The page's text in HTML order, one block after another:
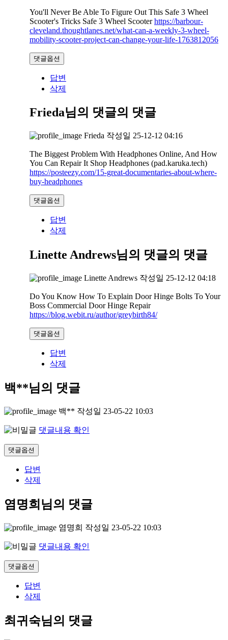
You'll Never Be Able To Figure Out This Safe 3 Wheel
Scooter's Tricks Safe 3 Wheel Scooterhttps://barbour-
cleveland.thoughtlanes.net/what-can-a-weekly-3-wheel-
mobility-scooter-project-can-change-your-life-1763812056
댓글옵션
답변
삭제
Frieda님의 댓글의 댓글
Frieda 작성일 25-12-12 04:16
The Biggest Problem With Headphones Online, And How
You Can Repair It Shop Headphones (pad.karuka.tech)
https://posteezy.com/15-great-documentaries-about-where-
buy-headphones
댓글옵션
답변
삭제
Linette Andrews님의 댓글의 댓글
Linette Andrews 작성일 25-12-12 04:18
Do You Know How To Explain Door Hinge Bolts To Your
Boss Commercial Door Hinge Repair
https://blog.webit.ru/author/greybirth84/
댓글옵션
답변
삭제
백**님의 댓글
백** 작성일 23-05-22 10:03
댓글내용 확인
댓글옵션
답변
삭제
염명희님의 댓글
염명희 작성일 23-05-22 10:03
댓글내용 확인
댓글옵션
답변
삭제
최귀숙님의 댓글